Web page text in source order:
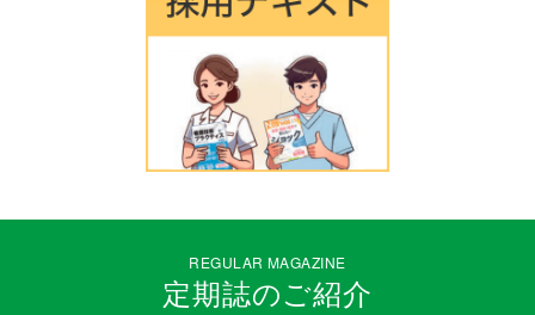
REGULAR MAGAZINE
定期誌のご紹介